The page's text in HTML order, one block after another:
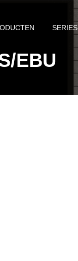
SERIES
EBU